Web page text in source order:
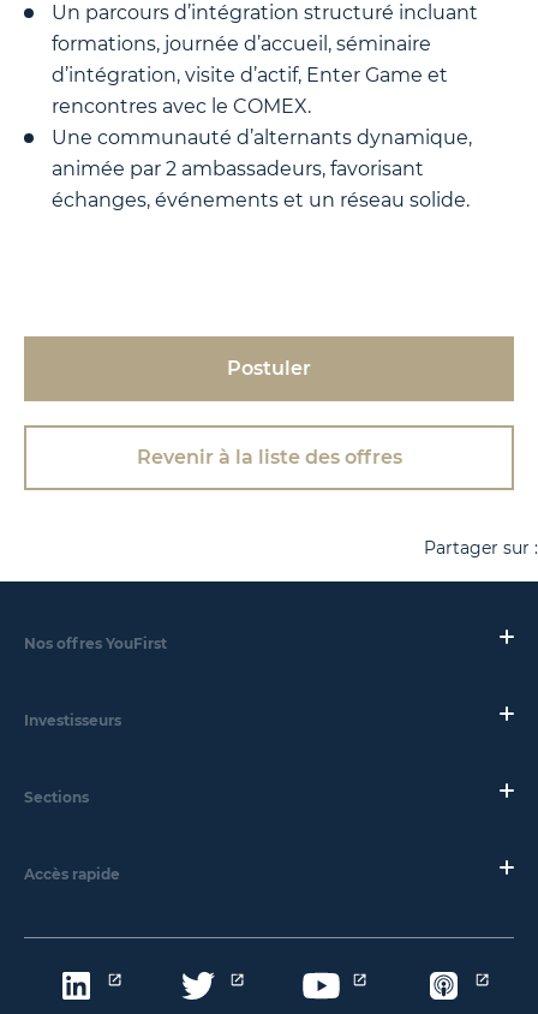
Un parcours d’intégration structuré incluant
formations, journée d’accueil, séminaire
d’intégration, visite d’actif, Enter Game et
rencontres avec le COMEX.
Une communauté d’alternants dynamique,
animée par 2 ambassadeurs, favorisant
échanges, événements et un réseau solide.
Postuler
Revenir à la liste des offres
Partager sur :
Nos offres YouFirst
Investisseurs
Sections
Accès rapide